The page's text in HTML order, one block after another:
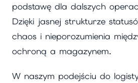
podstawę dla dalszych
Dzięki jasnej strukturze
chaos i nieporozumienia
ochroną a magazynem.
W naszym podejściu do